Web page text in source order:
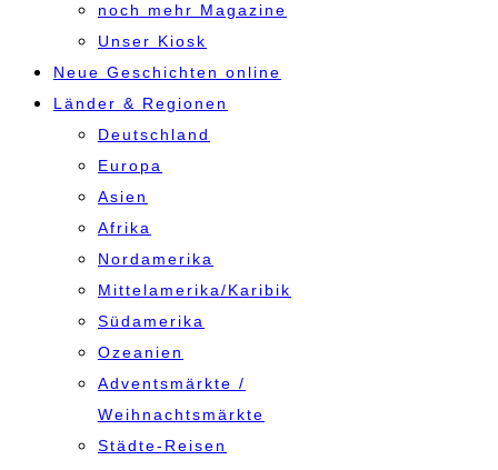
noch mehr Magazine
Unser Kiosk
Neue Geschichten online
Länder & Regionen
Deutschland
Europa
Asien
Afrika
Nordamerika
Mittelamerika/Karibik
Südamerika
Ozeanien
Adventsmärkte /
Weihnachtsmärkte
Städte-Reisen